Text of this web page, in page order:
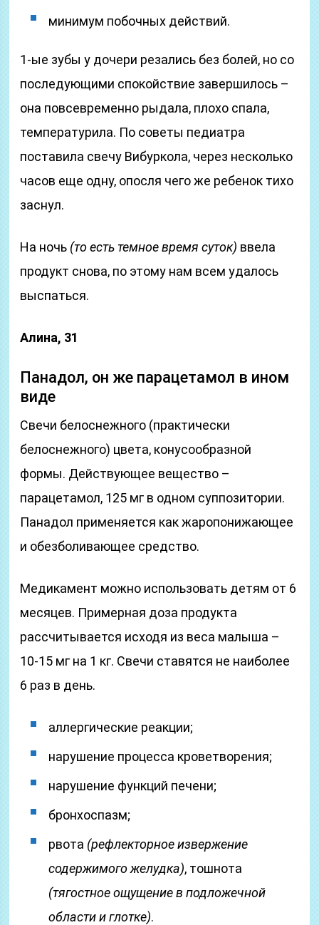
минимум побочных действий.
1-ые зубы у дочери резались без болей, но со
последующими спокойствие завершилось –
она повсевременно рыдала, плохо спала,
температурила. По советы педиатра
поставила свечу Вибуркола, через несколько
часов еще одну, опосля чего же ребенок тихо
заснул.
На ночь (то есть темное время суток) ввела
продукт снова, по этому нам всем удалось
выспаться.
Алина, 31
Панадол, он же парацетамол в ином
виде
Свечи белоснежного (практически
белоснежного) цвета, конусообразной
формы. Действующее вещество –
парацетамол, 125 мг в одном суппозитории.
Панадол применяется как жаропонижающее
и обезболивающее средство.
Медикамент можно использовать детям от 6
месяцев. Примерная доза продукта
рассчитывается исходя из веса малыша –
10-15 мг на 1 кг. Свечи ставятся не наиболее
6 раз в день.
аллергические реакции;
нарушение процесса кроветворения;
нарушение функций печени;
бронхоспазм;
рвота (рефлекторное извержение
содержимого желудка), тошнота
(тягостное ощущение в подложечной
области и глотке).